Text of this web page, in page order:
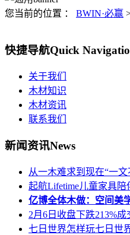
您当前的位置 ： BWIN·必赢
快捷导航Quick
关于我们
木材知识
木材资讯
联系我们
新闻资讯News
从一木难求到现在“一
起航Lifetime儿童家具陪
亿博全体木做：空间美
2月6日收盘下跌213%成
七日世界怎样玩七日世